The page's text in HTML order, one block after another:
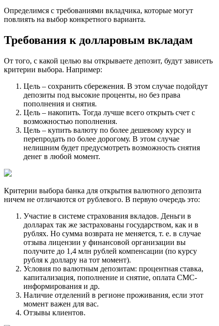
Определимся с требованиями вкладчика, которые могут
повлиять на выбор конкретного варианта.
Требования к долларовым вкладам
От того, с какой целью вы открываете депозит, будут зависеть
критерии выбора. Например:
Цель – сохранить сбережения. В этом случае подойдут
депозиты под высокие проценты, но без права
пополнения и снятия.
Цель – накопить. Тогда лучше всего открыть счет с
возможностью пополнения.
Цель – купить валюту по более дешевому курсу и
перепродать по более дорогому. В этом случае
нелишним будет предусмотреть возможность снятия
денег в любой момент.
Критерии выбора банка для открытия валютного депозита
ничем не отличаются от рублевого. В первую очередь это:
Участие в системе страхования вкладов. Деньги в
долларах так же застрахованы государством, как и в
рублях. Но сумма возврата не меняется, т. е. в случае
отзыва лицензии у финансовой организации вы
получите до 1,4 млн рублей компенсации (по курсу
рубля к доллару на тот момент).
Условия по валютным депозитам: процентная ставка,
капитализация, пополнение и снятие, оплата СМС-
информирования и др.
Наличие отделений в регионе проживания, если этот
момент важен для вас.
Отзывы клиентов.